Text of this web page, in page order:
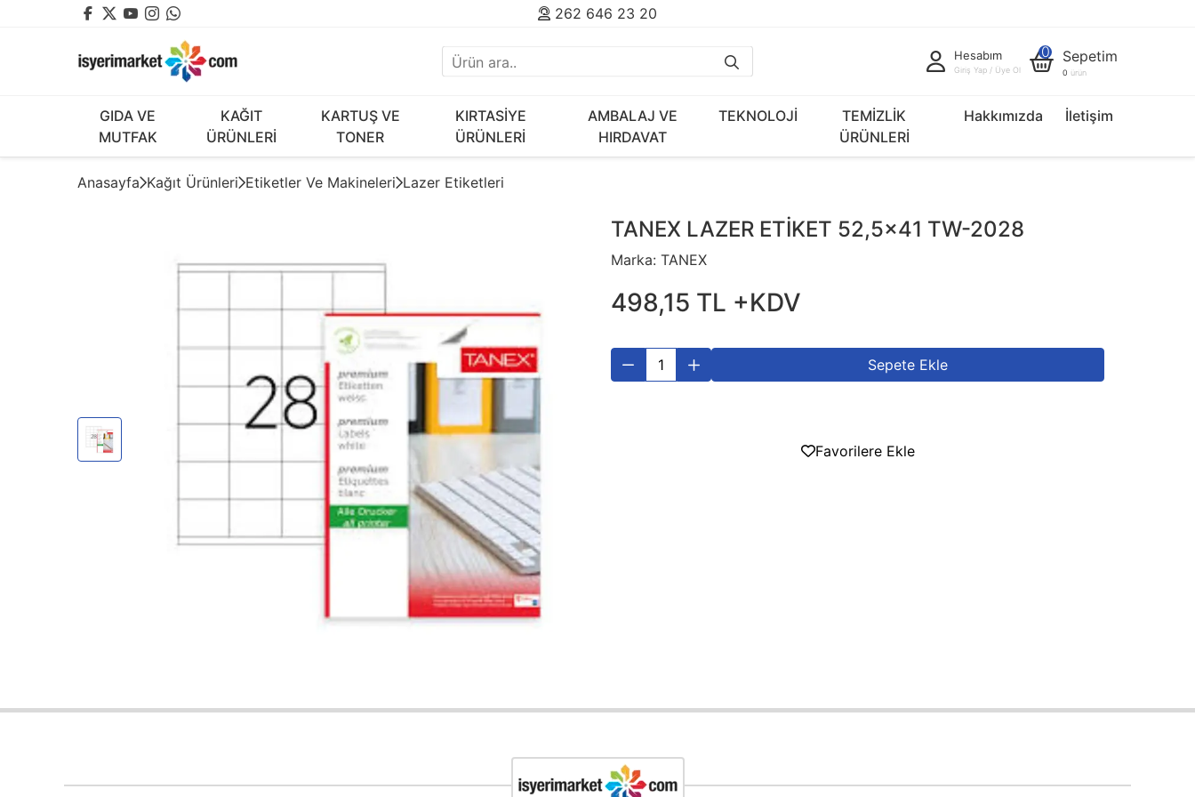
262 646 23 20
Hesabım
Giriş Yap / Üye Ol
0 Sepetim
0 ürün
GIDA VE
MUTFAK
KAĞIT
ÜRÜNLERİ
KARTUŞ VE
TONER
KIRTASİYE
ÜRÜNLERİ
AMBALAJ VE
HIRDAVAT
TEKNOLOJİ
TEMİZLİK
ÜRÜNLERİ
Hakkımızda İletişim
Anasayfa Kağıt Ürünleri Etiketler Ve Makineleri Lazer Etiketleri
TANEX LAZER ETİKET 52,5x41 TW-2028
Marka: TANEX
498,15 TL +KDV
Sepete Ekle
Favorilere Ekle